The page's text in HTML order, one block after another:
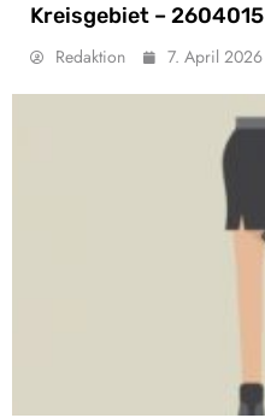
Kreisgebiet – 2604015
Redaktion 7. April 2026